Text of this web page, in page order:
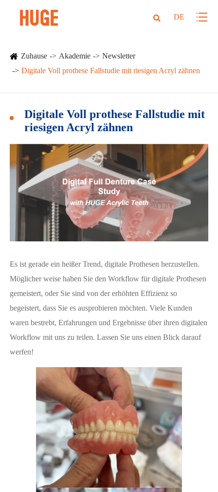
DE
Zuhause Akademie
Newsletter
Digitale Voll prothese Fallstudie mit riesigen Acryl zähnen
Digitale Voll prothese Fallstudie mit
riesigen Acryl zähnen
Es ist gerade ein heißer Trend, digitale Prothesen herzustellen.
Möglicher weise haben Sie den Workflow für digitale Prothesen
gemeistert, oder Sie sind von der erhöhten Effizienz so
begeistert, dass Sie es ausprobieren möchten. Viele Kunden
waren bestrebt, Erfahrungen und Ergebnisse über ihren digitalen
Workflow mit uns zu teilen. Lassen Sie uns einen Blick darauf
werfen!